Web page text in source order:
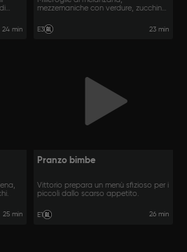
24 min
mezzemaniche con verdure, zucchina
E3 23 min
25 min
Pranzo bimbe
Vittorio prepara un menù sfizioso per i
piccoli dallo scarso appetito.
E1 26 min